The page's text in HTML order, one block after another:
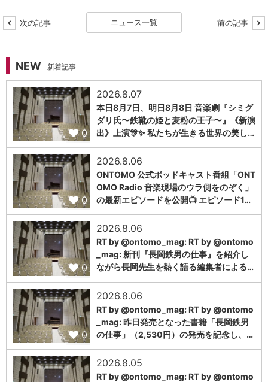
次の記事 ニュース一覧 前の記事
NEW 新着記事
0
2026.8.07
本日8月7日、明日8月8日 音楽劇『シミグ
ダリ氏〜鉄靴の姫と麦粉の王子〜』《新演
出》上演🎊✨ 私たちが生きる世界の美し…
0
2026.8.06
ONTOMO 公式ポッドキャスト番組「ONT
OMO Radio 音楽現場のウラ側をのぞく」
の最新エピソードを公開📺 エピソード1…
0
2026.8.06
RT by @ontomo_mag: RT by @ontomo
_mag: 新刊『長岡鉄男の仕事』を紹介し
ながら長岡先生を熱く語る編集者による…
0
2026.8.06
RT by @ontomo_mag: RT by @ontomo
_mag: 昨日発売となった書籍「長岡鉄男
の仕事」（2,530円）の発売を記念し、…
2026.8.05
RT by @ontomo_mag: RT by @ontomo